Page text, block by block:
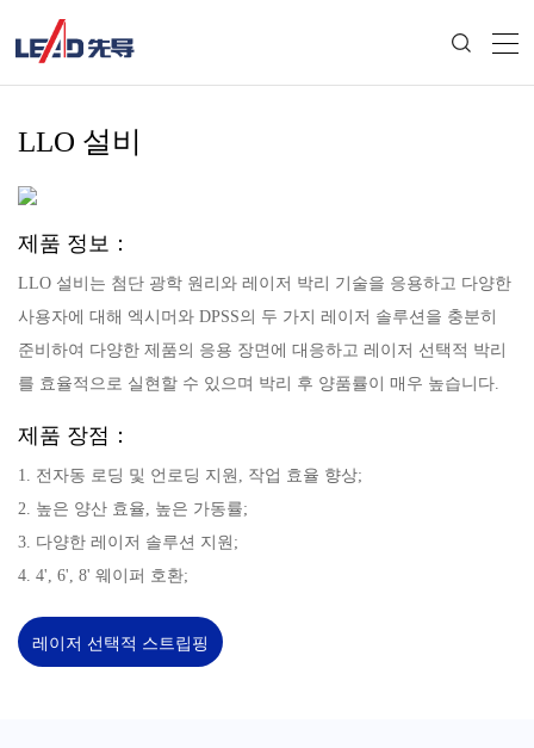
LLO 설비
제품 정보：
LLO 설비는 첨단 광학 원리와 레이저 박리 기술을 응용하고 다양한
사용자에 대해 엑시머와 DPSS의 두 가지 레이저 솔루션을 충분히
준비하여 다양한 제품의 응용 장면에 대응하고 레이저 선택적 박리
를 효율적으로 실현할 수 있으며 박리 후 양품률이 매우 높습니다.
제품 장점：
1. 전자동 로딩 및 언로딩 지원, 작업 효율 향상;
2. 높은 양산 효율, 높은 가동률;
3. 다양한 레이저 솔루션 지원;
4. 4', 6', 8' 웨이퍼 호환;
레이저 선택적 스트립핑